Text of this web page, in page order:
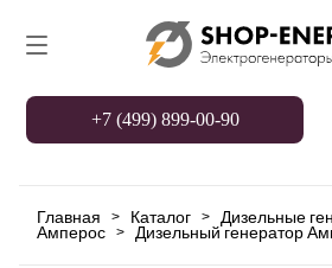
+7 (499) 899-00-90
Главная > Каталог > Дизельные
Амперос > Дизельный генератор